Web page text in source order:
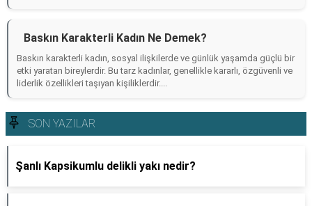
Baskın Karakterli Kadın Ne Demek?
Baskın karakterli kadın, sosyal ilişkilerde ve günlük yaşamda güçlü bir
etki yaratan bireylerdir. Bu tarz kadınlar, genellikle kararlı, özgüvenli ve
liderlik özellikleri taşıyan kişiliklerdir....
SON YAZILAR
Şanlı Kapsikumlu delikli yakı nedir?